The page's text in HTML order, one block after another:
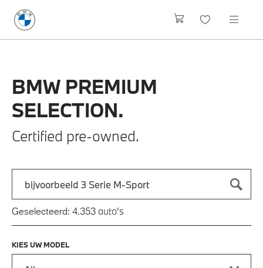
BMW PREMIUM
SELECTION.
Certified pre-owned.
Zoek naar een automodel, bijvoorbeeld 3 Serie M-Sport
Typ een automodel in en druk op enter om te zoeken
Geselecteerd: 4.353 auto's
KIES UW MODEL